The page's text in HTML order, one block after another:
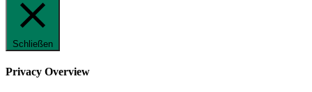
Schließen
Privacy Overview